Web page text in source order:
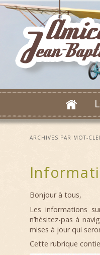
ARCHIVES PAR MOT-
Bonjour à tous,
Les informations
n’hésitez-pas à
mises à jour qui
Cette rubrique